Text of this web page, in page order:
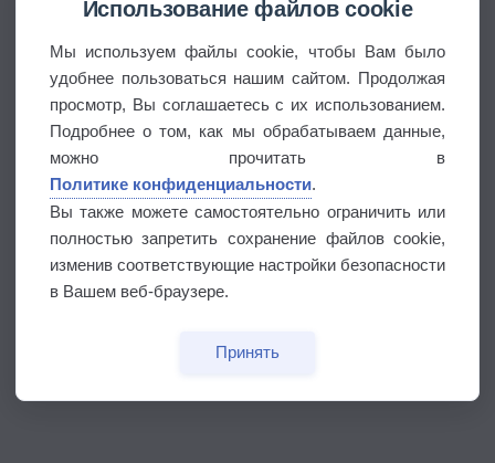
Использование файлов cookie
Мы используем файлы cookie, чтобы Вам было
удобнее пользоваться нашим сайтом. Продолжая
просмотр, Вы соглашаетесь с их использованием.
Подробнее о том, как мы обрабатываем данные,
можно прочитать в
Политике конфиденциальности.
Вы также можете самостоятельно ограничить или
полностью запретить сохранение файлов cookie,
изменив соответствующие настройки безопасности
в Вашем веб-браузере.
Принять